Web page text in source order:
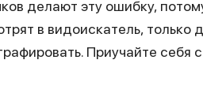
делают эту ошибку,
в видоискатель, только
Приучайте себя